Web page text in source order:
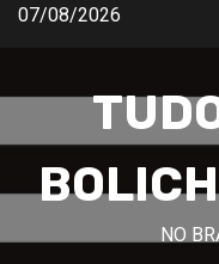
Skip07/08/2026
NO